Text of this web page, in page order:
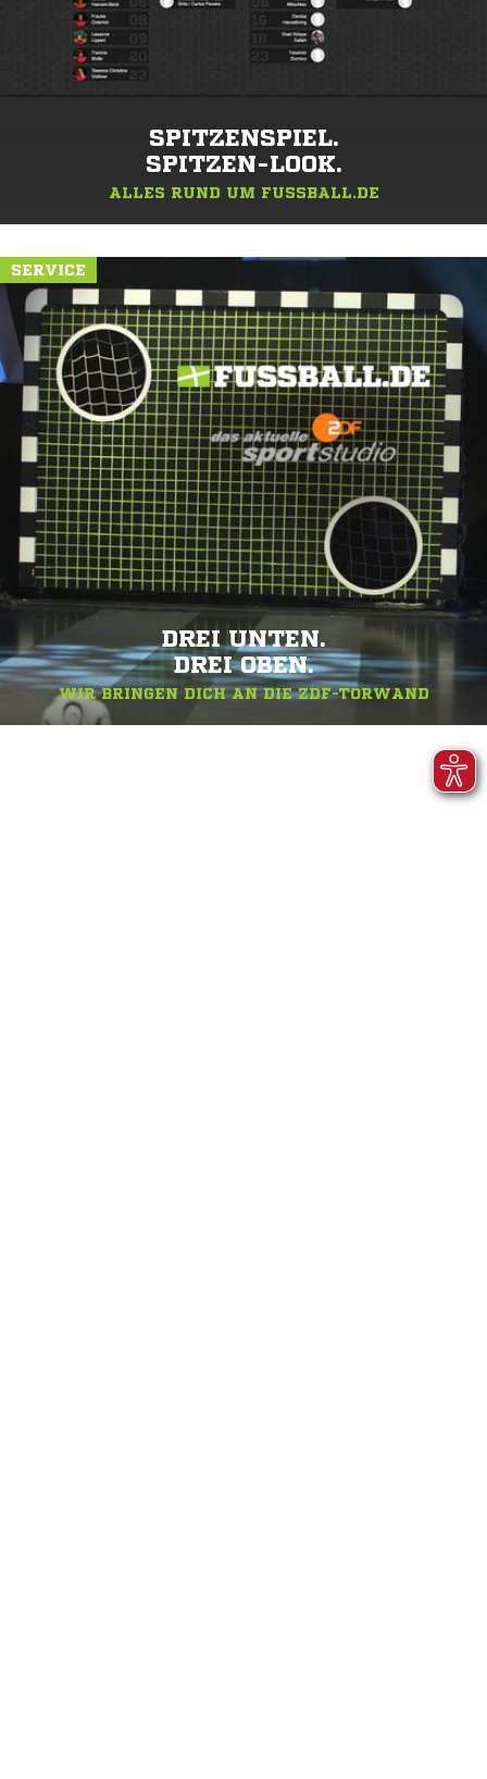
SPITZENSPIEL.
SPITZEN-LOOK.
ALLES RUND UM FUSSBALL.DE
SERVICE
DREI UNTEN.
DREI OBEN.
WIR BRINGEN DICH AN DIE ZDF-TORWAND